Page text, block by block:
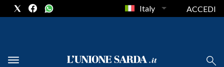
Italy ACCEDI